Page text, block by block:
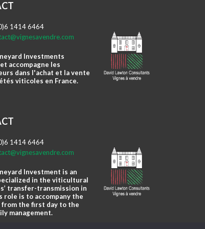
1414 6464
Investments
accompagne les
dans l'achat et la vente
viticoles en France.
1414 6464
Investment is an
in the viticultural
transfer-transmission in
role is to accompany the
the first day to the
management.